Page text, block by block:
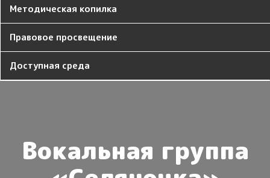
Методическая копилка
Правовое просвещение
Доступная среда
Вокальная группа